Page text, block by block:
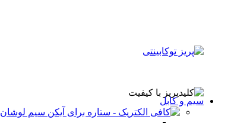
سیم و کابل
سیم لوشان